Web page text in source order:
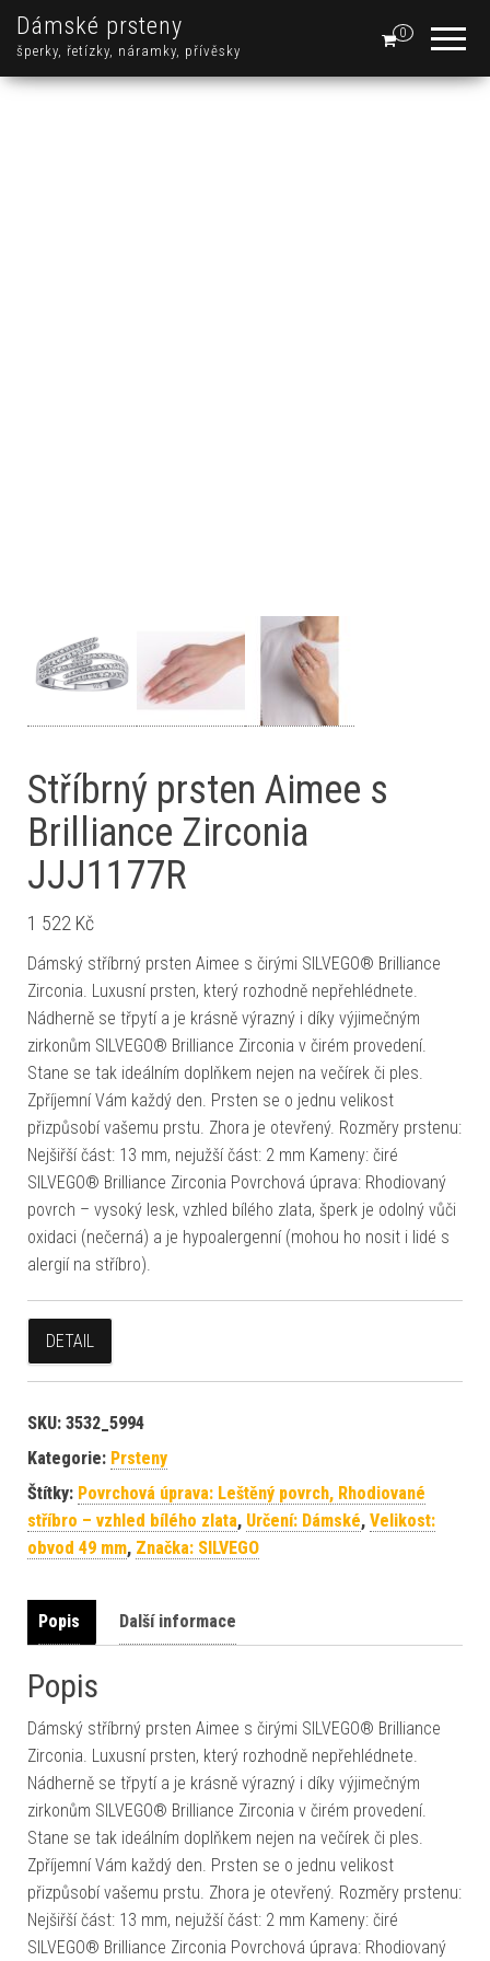
Dámské prsteny
šperky, řetízky, náramky, přívěsky
0
Stříbrný prsten Aimee s
Brilliance Zirconia
JJJ1177R
1 522 Kč
Dámský stříbrný prsten Aimee s čirými SILVEGO® Brilliance
Zirconia. Luxusní prsten, který rozhodně nepřehlédnete.
Nádherně se třpytí a je krásně výrazný i díky výjimečným
zirkonům SILVEGO® Brilliance Zirconia v čirém provedení.
Stane se tak ideálním doplňkem nejen na večírek či ples.
Zpříjemní Vám každý den. Prsten se o jednu velikost
přizpůsobí vašemu prstu. Zhora je otevřený. Rozměry prstenu:
Nejšiřší část: 13 mm, nejužší část: 2 mm Kameny: čiré
SILVEGO® Brilliance Zirconia Povrchová úprava: Rhodiovaný
povrch – vysoký lesk, vzhled bílého zlata, šperk je odolný vůči
oxidaci (nečerná) a je hypoalergenní (mohou ho nosit i lidé s
alergií na stříbro).
DETAIL
SKU: 3532_5994
Kategorie: Prsteny
Štítky: Povrchová úprava: Leštěný povrch, Rhodiované
stříbro – vzhled bílého zlata, Určení: Dámské, Velikost:
obvod 49 mm, Značka: SILVEGO
Popis Další informace
Popis
Dámský stříbrný prsten Aimee s čirými SILVEGO® Brilliance
Zirconia. Luxusní prsten, který rozhodně nepřehlédnete.
Nádherně se třpytí a je krásně výrazný i díky výjimečným
zirkonům SILVEGO® Brilliance Zirconia v čirém provedení.
Stane se tak ideálním doplňkem nejen na večírek či ples.
Zpříjemní Vám každý den. Prsten se o jednu velikost
přizpůsobí vašemu prstu. Zhora je otevřený. Rozměry prstenu:
Nejšiřší část: 13 mm, nejužší část: 2 mm Kameny: čiré
SILVEGO® Brilliance Zirconia Povrchová úprava: Rhodiovaný